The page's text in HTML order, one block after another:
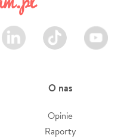
LinkedIn TikTok Youtube
O nas
Opinie
Raporty